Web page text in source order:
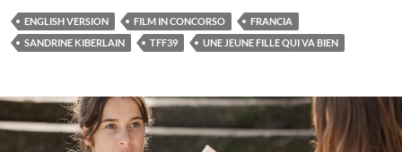
ENGLISH VERSION FILM IN CONCORSO
FRANCIA
SANDRINE KIBERLAIN
TFF39 UNE JEUNE FILLE QUI VA BIEN